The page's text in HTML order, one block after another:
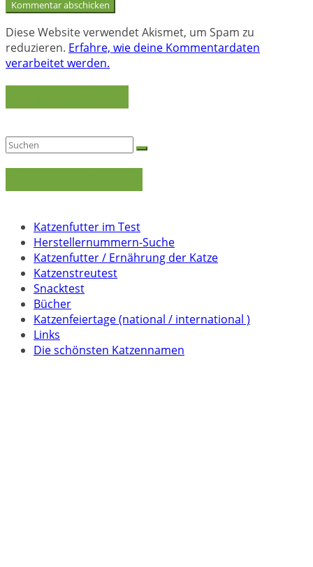
Diese Website verwendet Akismet, um Spam zu
reduzieren. Erfahre, wie deine Kommentardaten
verarbeitet werden.
Katzenfutter im Test
Herstellernummern-Suche
Katzenfutter / Ernährung der Katze
Katzenstreutest
Snacktest
Bücher
Katzenfeiertage (national / international )
Links
Die schönsten Katzennamen